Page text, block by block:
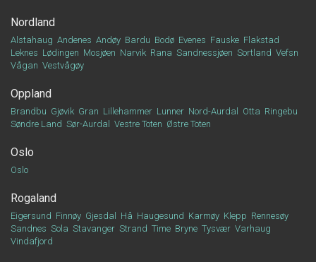
Nordland
Alstahaug Andenes Andøy Bardu Bodø Evenes Fauske Flakstad
Leknes Lødingen Mosjøen Narvik Rana Sandnessjøen Sortland Vefsn
Vågan Vestvågøy
Oppland
Brandbu Gjøvik Gran Lillehammer Lunner Nord-Aurdal Otta Ringebu
Søndre Land Sør-Aurdal Vestre Toten Østre Toten
Oslo
Oslo
Rogaland
Eigersund Finnøy Gjesdal Hå Haugesund Karmøy Klepp Rennesøy
Sandnes Sola Stavanger Strand Time Bryne Tysvær Varhaug
Vindafjord